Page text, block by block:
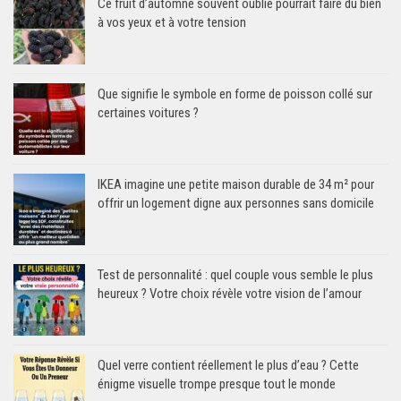
Ce fruit d’automne souvent oublié pourrait faire du bien
à vos yeux et à votre tension
Que signifie le symbole en forme de poisson collé sur
certaines voitures ?
IKEA imagine une petite maison durable de 34 m² pour
offrir un logement digne aux personnes sans domicile
Test de personnalité : quel couple vous semble le plus
heureux ? Votre choix révèle votre vision de l’amour
Quel verre contient réellement le plus d’eau ? Cette
énigme visuelle trompe presque tout le monde